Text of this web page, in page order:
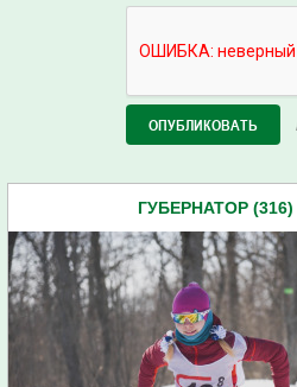
ГУБЕРНАТОР (316)